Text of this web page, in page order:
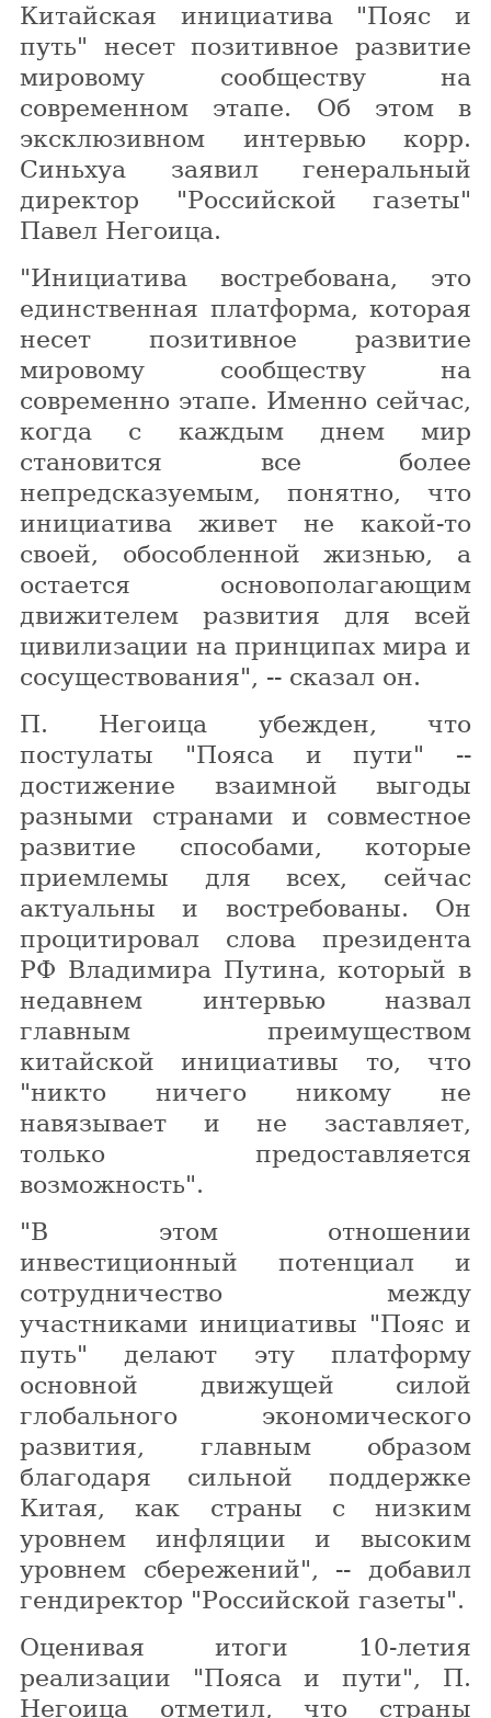
Китайская инициатива "Пояс и
путь" несет позитивное развитие
мировому сообществу на
современном этапе. Об этом в
эксклюзивном интервью корр.
Синьхуа заявил генеральный
директор "Российской газеты"
Павел Негоица.
"Инициатива востребована, это
единственная платформа, которая
несет позитивное развитие
мировому сообществу на
современно этапе. Именно сейчас,
когда с каждым днем мир
становится все более
непредсказуемым, понятно, что
инициатива живет не какой-то
своей, обособленной жизнью, а
остается основополагающим
движителем развития для всей
цивилизации на принципах мира и
сосуществования", -- сказал он.
П. Негоица убежден, что
постулаты "Пояса и пути" --
достижение взаимной выгоды
разными странами и совместное
развитие способами, которые
приемлемы для всех, сейчас
актуальны и востребованы. Он
процитировал слова президента
РФ Владимира Путина, который в
недавнем интервью назвал
главным преимуществом
китайской инициативы то, что
"никто ничего никому не
навязывает и не заставляет,
только предоставляется
возможность".
"В этом отношении
инвестиционный потенциал и
сотрудничество между
участниками инициативы "Пояс и
путь" делают эту платформу
основной движущей силой
глобального экономического
развития, главным образом
благодаря сильной поддержке
Китая, как страны с низким
уровнем инфляции и высоким
уровнем сбережений", -- добавил
гендиректор "Российской газеты".
Оценивая итоги 10-летия
реализации "Пояса и пути", П.
Негоица отметил, что страны